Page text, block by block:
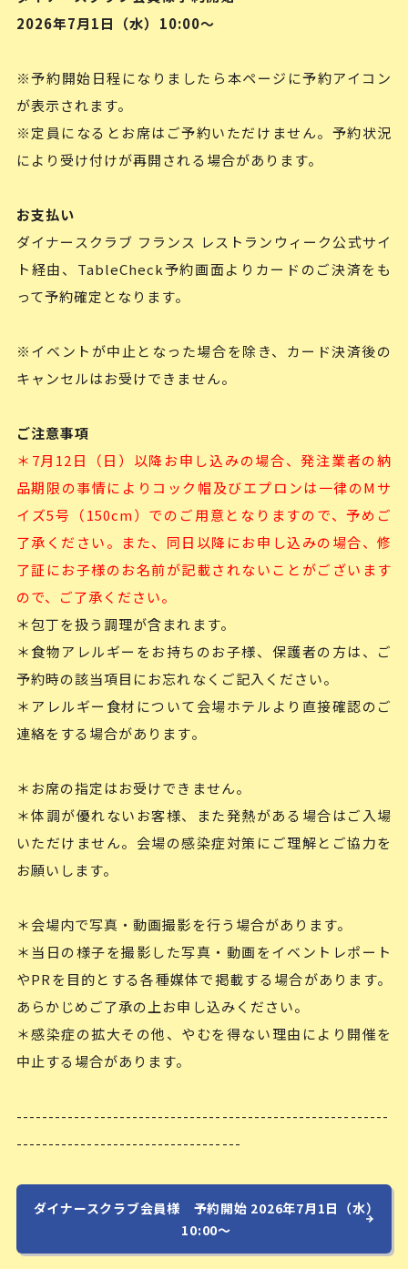
2026年7月1日（水）10:00～
※予約開始日程になりましたら本ページに予約アイコン
が表示されます。
※定員になるとお席はご予約いただけません。予約状況
により受け付けが再開される場合があります。
お支払い
ダイナースクラブ フランス レストランウィーク公式サイ
ト経由、TableCheck予約画面よりカードのご決済をも
って予約確定となります。
※イベントが中止となった場合を除き、カード決済後の
キャンセルはお受けできません。
ご注意事項
＊7月12日（日）以降お申し込みの場合、発注業者の納
品期限の事情によりコック帽及びエプロンは一律のMサ
イズ5号（150cm）でのご用意となりますので、予めご
了承ください。また、同日以降にお申し込みの場合、修
了証にお子様のお名前が記載されないことがございます
ので、ご了承ください。
＊包丁を扱う調理が含まれます。
＊食物アレルギーをお持ちのお子様、保護者の方は、ご
予約時の該当項目にお忘れなくご記入ください。
＊アレルギー食材について会場ホテルより直接確認のご
連絡をする場合があります。
＊お席の指定はお受けできません。
＊体調が優れないお客様、また発熱がある場合はご入場
いただけません。会場の感染症対策にご理解とご協力を
お願いします。
＊会場内で写真・動画撮影を行う場合があります。
＊当日の様子を撮影した写真・動画をイベントレポート
やPRを目的とする各種媒体で掲載する場合があります。
あらかじめご了承の上お申し込みください。
＊感染症の拡大その他、やむを得ない理由により開催を
中止する場合があります。
----------------------------------------------------------
-----------------------------------
ダイナースクラブ会員様 予約開始 2026年7月1日（水）
10:00～